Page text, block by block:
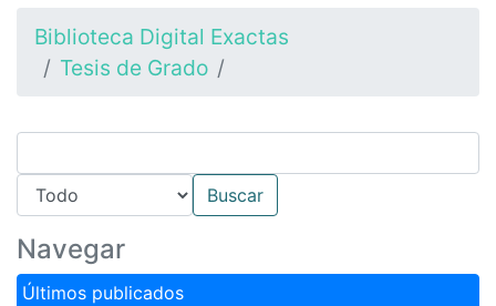
Biblioteca Digital Exactas
Tesis de Grado
Navegar
Últimos publicados